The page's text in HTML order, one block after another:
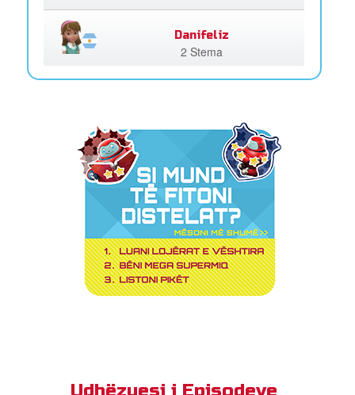
Danifeliz
2 Stema
Udhëzuesi i Episodeve